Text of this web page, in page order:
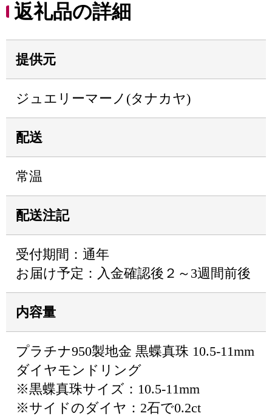
返礼品の詳細
提供元
ジュエリーマーノ(タナカヤ)
配送
常温
配送注記
受付期間：通年
お届け予定：入金確認後２～3週間前後
内容量
プラチナ950製地金 黒蝶真珠 10.5-11mm
ダイヤモンドリング
※黒蝶真珠サイズ：10.5-11mm
※サイドのダイヤ：2石で0.2ct